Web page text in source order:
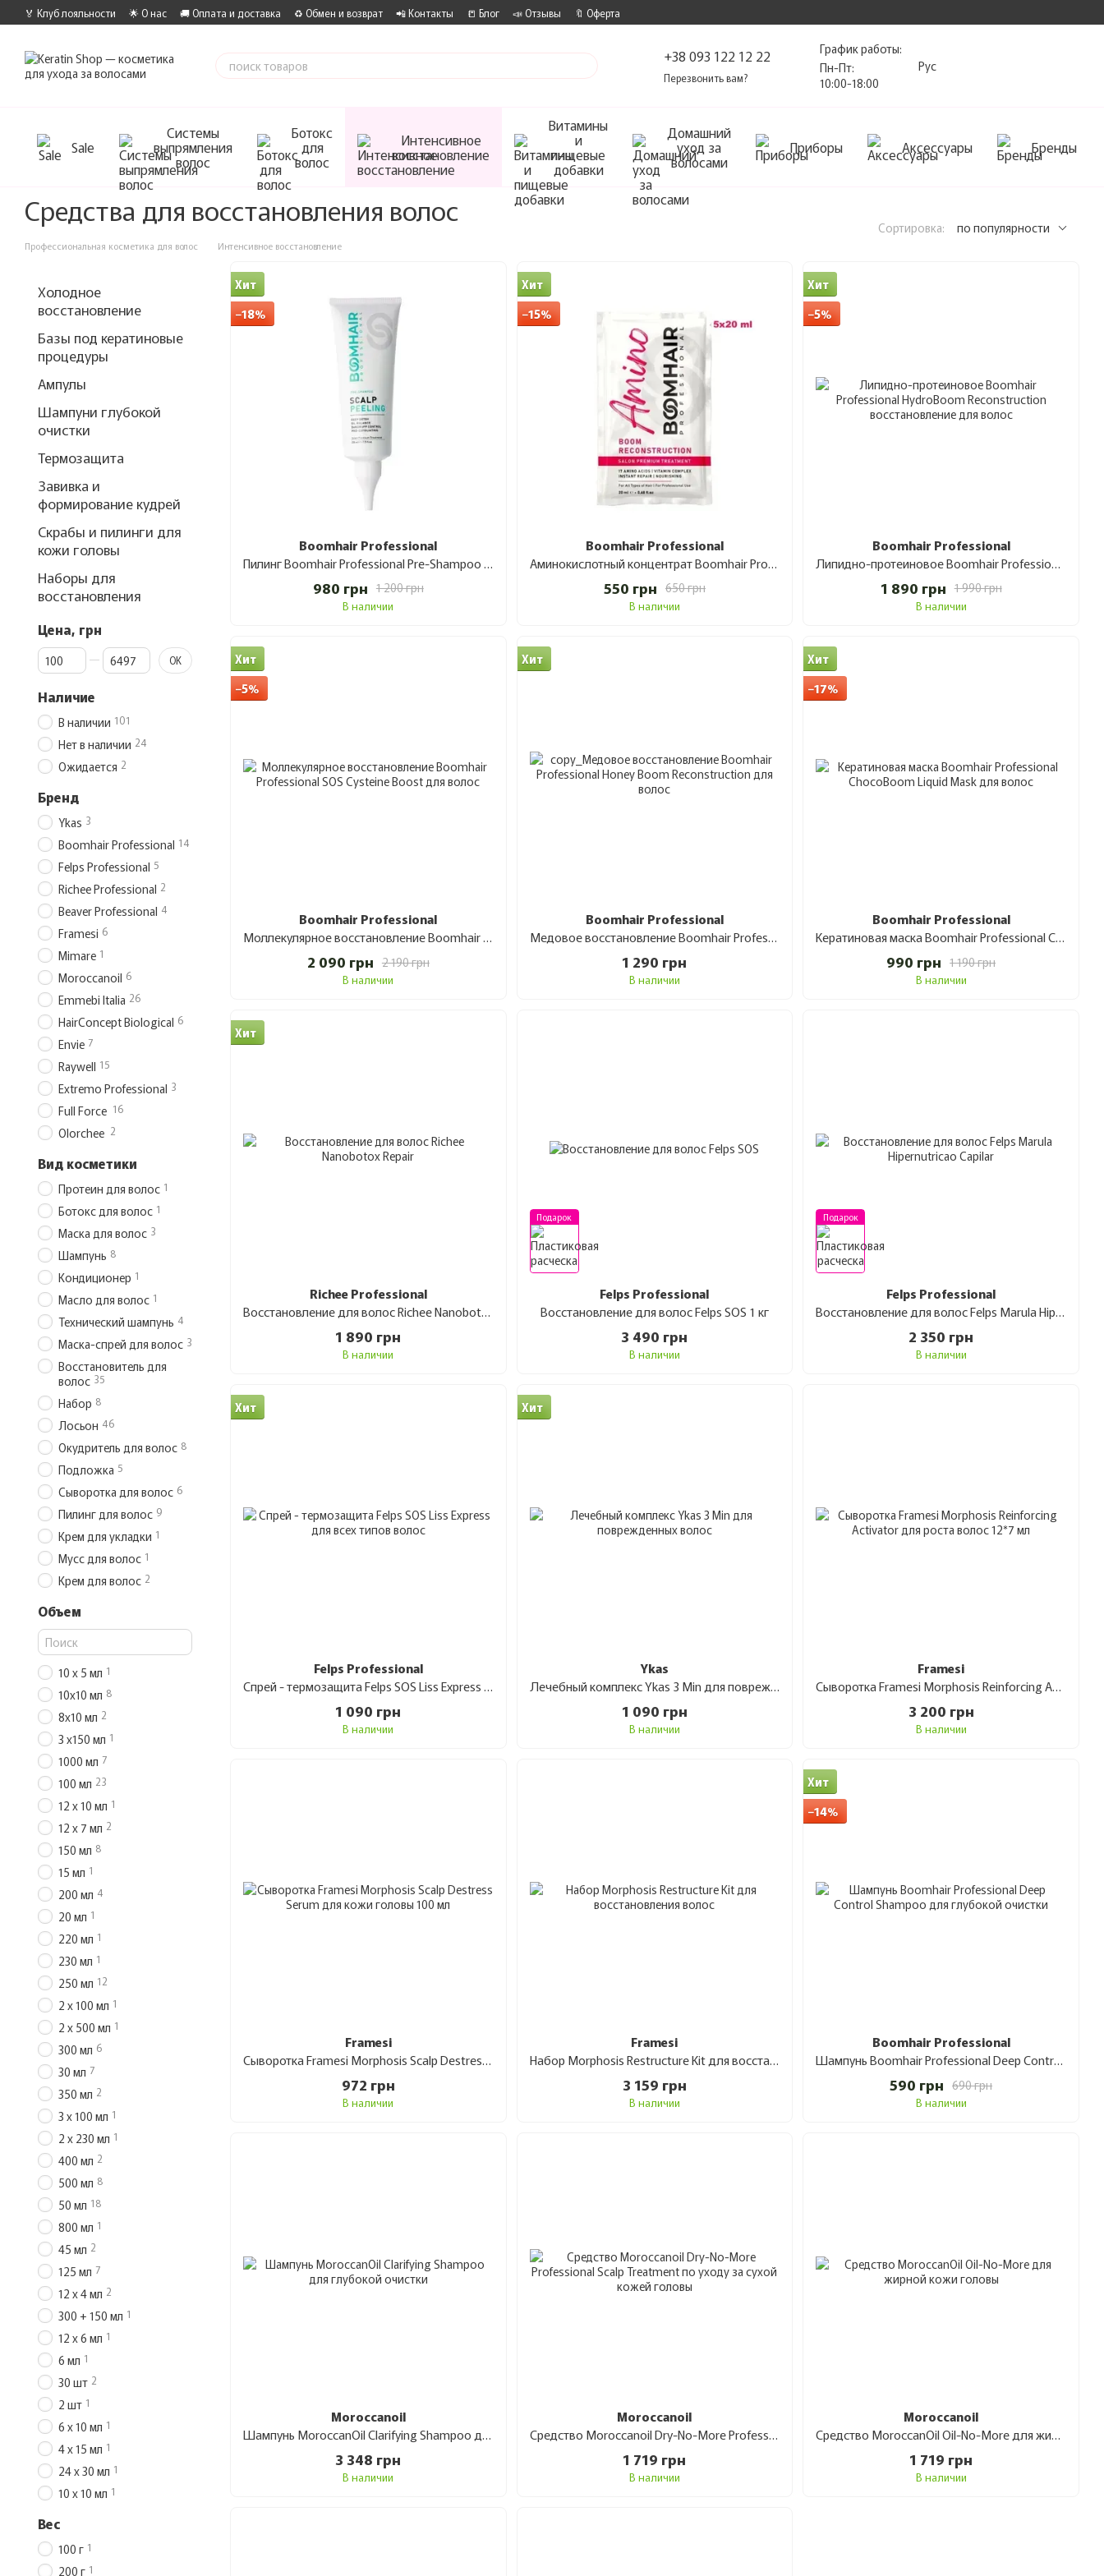
Перейти к основному контенту
🏅 Клуб лояльности 🌟 О нас 🚚 Оплата и доставка ♻️ Обмен и возврат 📲 Контакты 📒 Блог 📣 Отзывы 🔖 Оферта
+38 093 122 12 22
Перезвонить вам?
График работы:
Пн-Пт:
10:00-18:00
Рус
Sale
Системы
выпрямления
волос
Ботокс
для
волос
Интенсивное
восстановление
Витамины
и
пищевые
добавки
Домашний
уход за
волосами
Приборы Аксессуары Бренды
Средства для восстановления волос
Профессиональная косметика для волос Интенсивное восстановление
Сортировка: по популярности
Хит
−18%
Boomhair Professional
Пилинг Boomhair Professional Pre-Shampoo Scalp Peeling для кожи головы 220 мл
1 200 грн
980 грн
В наличии
Хит
−15%
Boomhair Professional
Аминокислотный концентрат Boomhair Professional AminoBoom Reconstruction 100 мл
650 грн
550 грн
В наличии
Хит
−5%
Boomhair Professional
Липидно-протеиновое Boomhair Professional HydroBoom Reconstruction восстановление для волос 500 мл
1 990 грн
1 890 грн
В наличии
Хит
−5%
Boomhair Professional
Моллекулярное восстановление Boomhair Professional SOS Cysteine Boost для волос 800 мл
2 190 грн
2 090 грн
В наличии
Хит
Boomhair Professional
Медовое восстановление Boomhair Professional Honey Boom Reconstruction для волос 300 мл
1 290 грн
В наличии
Хит
−17%
Boomhair Professional
Кератиновая маска Boomhair Professional ChocoBoom Liquid Mask для волос 150 мл
1 190 грн
990 грн
В наличии
Хит
Richee Professional
Восстановление для волос Richee Nanobotox Repair 1 кг
1 890 грн
В наличии
Подарок
Felps Professional
Восстановление для волос Felps SOS 1 кг
3 490 грн
В наличии
Подарок
Felps Professional
Восстановление для волос Felps Marula Hipernutricao Capilar 1 кг
2 350 грн
В наличии
Хит
Felps Professional
Спрей - термозащита Felps SOS Liss Express для всех типов волос 230 мл
1 090 грн
В наличии
Хит
Ykas
Лечебный комплекс Ykas 3 Min для поврежденных волос 300 мл
1 090 грн
В наличии
Framesi
Сыворотка Framesi Morphosis Reinforcing Activator для роста волос 12*7 мл
3 200 грн
В наличии
Framesi
Сыворотка Framesi Morphosis Scalp Destress Serum для кожи головы 100 мл
972 грн
В наличии
Framesi
Набор Morphosis Restructure Kit для восстановления волос 3x100 мл
3 159 грн
В наличии
Хит
−14%
Boomhair Professional
Шампунь Boomhair Professional Deep Control Shampoo для глубокой очистки 500 мл
690 грн
590 грн
В наличии
Moroccanoil
Шампунь MoroccanOil Clarifying Shampoo для глубокой очистки 1000 мл
3 348 грн
В наличии
Moroccanoil
Средство Moroccanoil Dry-No-More Professional Scalp Treatment по уходу за сухой кожей головы 45 мл
1 719 грн
В наличии
Moroccanoil
Средство MoroccanOil Oil-No-More для жирной кожи головы 45 мл
1 719 грн
В наличии
Холодное
восстановление
Базы под кератиновые
процедуры
Ампулы
Шампуни глубокой
очистки
Термозащита
Завивка и
формирование кудрей
Скрабы и пилинги для
кожи головы
Наборы для
восстановления
Цена, грн
От Цена, грн
До Цена, грн OK
Наличие
В наличии 101
Нет в наличии 24
Ожидается 2
Бренд
Ykas 3
Boomhair Professional 14
Felps Professional 5
Richee Professional 2
Beaver Professional 4
Framesi 6
Mimare 1
Moroccanoil 6
Emmebi Italia 26
HairConcept Biological 6
Envie 7
Raywell 15
Extremo Professional 3
Full Force 16
Olorchee 2
Вид косметики
Протеин для волос 1
Ботокс для волос 1
Маска для волос 3
Шампунь 8
Кондиционер 1
Масло для волос 1
Технический шампунь 4
Маска-спрей для волос 3
Восстановитель для
волос 35
Набор 8
Лосьон 46
Окудритель для волос 8
Подложка 5
Сыворотка для волос 6
Пилинг для волос 9
Крем для укладки 1
Мусс для волос 1
Крем для волос 2
Объем
10 х 5 мл 1
10х10 мл 8
8х10 мл 2
3 х150 мл 1
1000 мл 7
100 мл 23
12 х 10 мл 1
12 x 7 мл 2
150 мл 8
15 мл 1
200 мл 4
20 мл 1
220 мл 1
230 мл 1
250 мл 12
2 x 100 мл 1
2 x 500 мл 1
300 мл 6
30 мл 7
350 мл 2
3 x 100 мл 1
2 x 230 мл 1
400 мл 2
500 мл 8
50 мл 18
800 мл 1
45 мл 2
125 мл 7
12 х 4 мл 2
300 + 150 мл 1
12 х 6 мл 1
6 мл 1
30 шт 2
2 шт 1
6 х 10 мл 1
4 х 15 мл 1
24 х 30 мл 1
10 x 10 мл 1
Вес
100 г 1
200 г 1